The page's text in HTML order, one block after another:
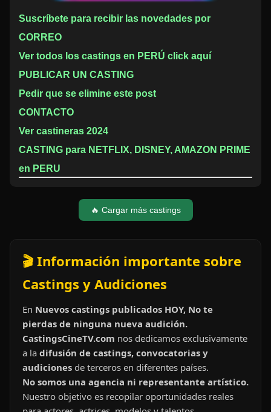
Suscríbete para recibir las novedades por
CORREO
Ver todos los castings en PERÚ click aquí
PUBLICAR UN CASTING
Pedir que se elimine este post
CONTACTO
Ver castineras 2024
CASTING para NETFLIX, DISNEY, AMAZON PRIME
en PERU
🔥 Cargar más castings
🎬 Información importante sobre
Castings y Audiciones
En Nuevos castings publicados HOY, No te
pierdas de ninguna nueva audición.
CastingsCineTV.com nos dedicamos exclusivamente
a la difusión de castings, convocatorias y
audiciones de terceros en diferentes países.
No somos una agencia ni representante artístico.
Nuestro objetivo es recopilar oportunidades reales